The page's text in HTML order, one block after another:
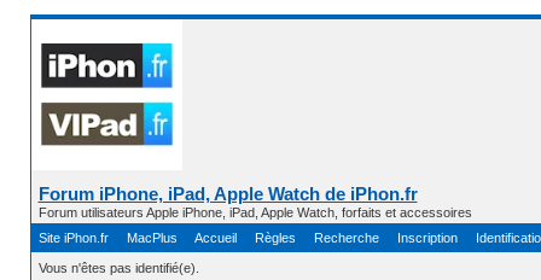
Forum iPhone, iPad, Apple Watch de iPhon.fr
Forum utilisateurs Apple iPhone, iPad, Apple Watch, forfaits et accessoires
Site iPhon.fr
MacPlus Accueil Règles Recherche Inscription
Vous n'êtes pas identifié(e).